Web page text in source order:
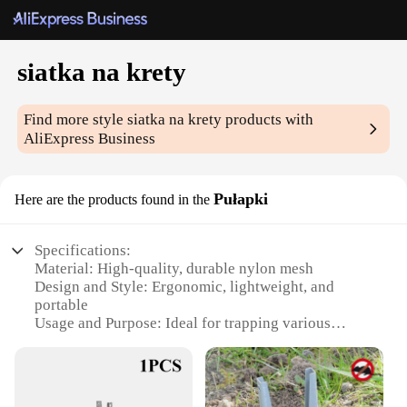
siatka na krety
Find more stylesiatka na krety products with
AliExpress Business
Here are the products found in the Pułapki
Specifications:
Material: High-quality, durable nylon mesh
Design and Style: Ergonomic, lightweight, and
portable
Usage and Purpose: Ideal for trapping various
Performance and Property: Strong, tear-resistant,
and easy to clean
Shape or Size or Weight or Quantity: Available in